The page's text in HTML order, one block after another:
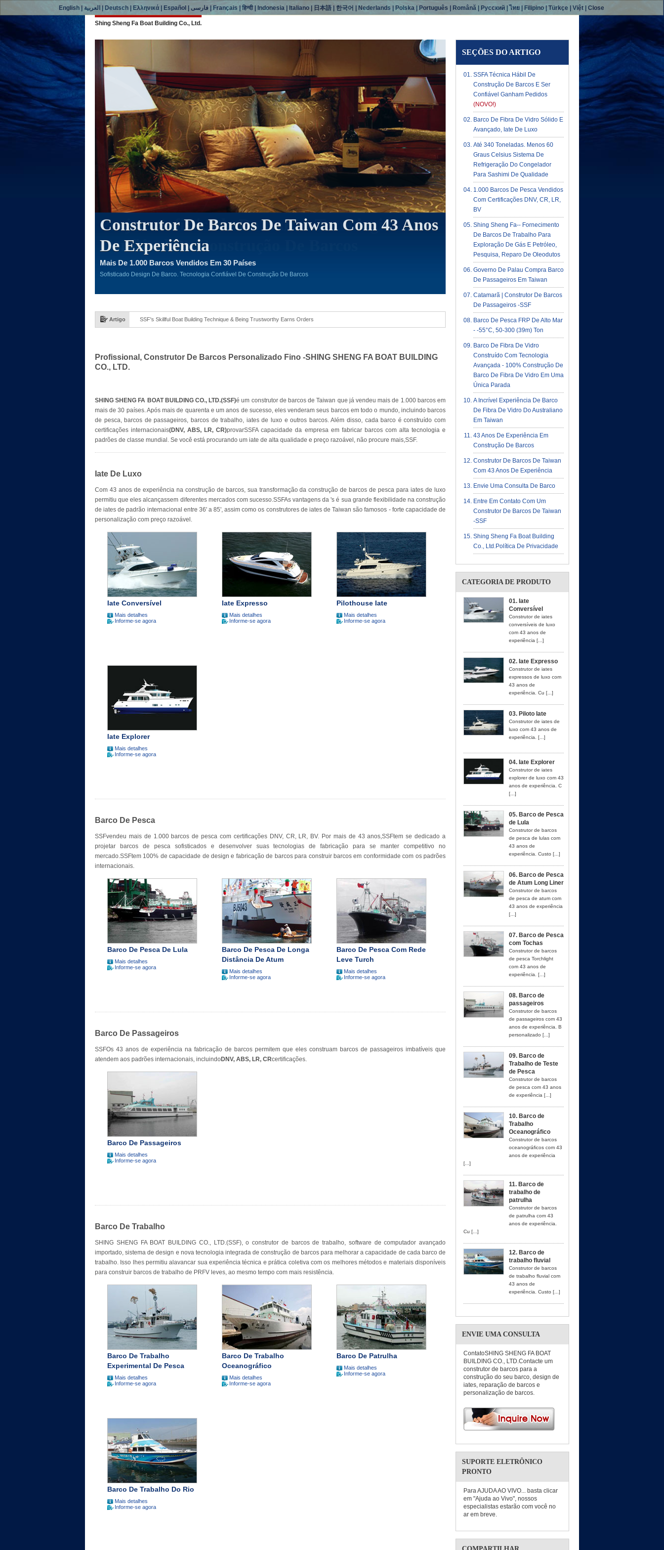
Shing Sheng Fa Boat Building Co., Ltd.
Construtor De Barcos De Taiwan Com 43 Anos
De Experiência
Mais De 1.000 Barcos Vendidos Em 30 Países
Sofisticado Design De Barco. Tecnologia Confiável De Construção De Barcos
Artigo Solid, Advanced Fiberglass Boat, Luxury Yacht
Profissional, Construtor De Barcos Personalizado Fino -SHING SHENG FA BOAT BUILDING
CO., LTD.
SHING SHENG FA BOAT BUILDING CO., LTD.(SSF)é um construtor de barcos de Taiwan que já vendeu mais de 1.000 barcos em
mais de 30 países. Após mais de quarenta e um anos de sucesso, eles venderam seus barcos em todo o mundo, incluindo barcos
de pesca, barcos de passageiros, barcos de trabalho, iates de luxo e outros barcos. Além disso, cada barco é construído com
certificações internacionais(DNV, ABS, LR, CR)provarSSFA capacidade da empresa em fabricar barcos com alta tecnologia e
padrões de classe mundial. Se você está procurando um iate de alta qualidade e preço razoável, não procure mais,SSF.
Iate De Luxo
Com 43 anos de experiência na construção de barcos, sua transformação da construção de barcos de pesca para iates de luxo
permitiu que eles alcançassem diferentes mercados com sucesso.SSFAs vantagens da 's é sua grande flexibilidade na construção
de iates de padrão internacional entre 36' a 85', assim como os construtores de iates de Taiwan são famosos - forte capacidade de
personalização com preço razoável.
Iate Conversível
Mais detalhes
Informe-se agora
Iate Expresso
Mais detalhes
Informe-se agora
Pilothouse Iate
Mais detalhes
Informe-se agora
Iate Explorer
Mais detalhes
Informe-se agora
Barco De Pesca
SSFvendeu mais de 1.000 barcos de pesca com certificações DNV, CR, LR, BV. Por mais de 43 anos,SSFtem se dedicado a
projetar barcos de pesca sofisticados e desenvolver suas tecnologias de fabricação para se manter competitivo no
mercado.SSFtem 100% de capacidade de design e fabricação de barcos para construir barcos em conformidade com os padrões
internacionais.
Barco De Pesca De Lula
Mais detalhes
Informe-se agora
Barco De Pesca De Longa
Distância De Atum
Mais detalhes
Informe-se agora
Barco De Pesca Com Rede
Leve Turch
Mais detalhes
Informe-se agora
Barco De Passageiros
SSFOs 43 anos de experiência na fabricação de barcos permitem que eles construam barcos de passageiros imbatíveis que
atendem aos padrões internacionais, incluindoDNV, ABS, LR, CRcertificações.
Barco De Passageiros
Mais detalhes
Informe-se agora
Barco De Trabalho
SHING SHENG FA BOAT BUILDING CO., LTD.(SSF), o construtor de barcos de trabalho, software de computador avançado
importado, sistema de design e nova tecnologia integrada de construção de barcos para melhorar a capacidade de cada barco de
trabalho. Isso lhes permitiu alavancar sua experiência técnica e prática coletiva com os melhores métodos e materiais disponíveis
para construir barcos de trabalho de PRFV leves, ao mesmo tempo com mais resistência.
Barco De Trabalho
Experimental De Pesca
Mais detalhes
Informe-se agora
Barco De Trabalho
Oceanográfico
Mais detalhes
Informe-se agora
Barco De Patrulha
Mais detalhes
Informe-se agora
Barco De Trabalho Do Rio
Mais detalhes
Informe-se agora
SEÇÕES DO ARTIGO
SSFA Técnica Hábil De
Construção De Barcos E Ser
Confiável Ganham Pedidos
(NOVO!)
Barco De Fibra De Vidro Sólido E
Avançado, Iate De Luxo
Até 340 Toneladas. Menos 60
Graus Celsius Sistema De
Refrigeração Do Congelador
Para Sashimi De Qualidade
1.000 Barcos De Pesca Vendidos
Com Certificações DNV, CR, LR,
BV
Shing Sheng Fa-- Fornecimento
De Barcos De Trabalho Para
Exploração De Gás E Petróleo,
Pesquisa, Reparo De Oleodutos
Governo De Palau Compra Barco
De Passageiros Em Taiwan
Catamarã | Construtor De Barcos
De Passageiros -SSF
Barco De Pesca FRP De Alto Mar
- -55°C, 50-300 (39m) Ton
Barco De Fibra De Vidro
Construído Com Tecnologia
Avançada - 100% Construção De
Barco De Fibra De Vidro Em Uma
Única Parada
A Incrível Experiência De Barco
De Fibra De Vidro Do Australiano
Em Taiwan
43 Anos De Experiência Em
Construção De Barcos
Construtor De Barcos De Taiwan
Com 43 Anos De Experiência
Envie Uma Consulta De Barco
Entre Em Contato Com Um
Construtor De Barcos De Taiwan
-SSF
Shing Sheng Fa Boat Building
Co., Ltd.política De Privacidade
CATEGORIA DE PRODUTO
01. Iate
Conversível
Construtor de iates
conversíveis de luxo
com 43 anos de
experiência [...]
02. Iate Expresso
Construtor de iates
expressos de luxo com
43 anos de
experiência. Cu [...]
03. Piloto Iate
Construtor de iates de
luxo com 43 anos de
experiência. [...]
04. Iate Explorer
Construtor de iates
explorer de luxo com 43
anos de experiência. C
[...]
05. Barco de Pesca
de Lula
Construtor de barcos
de pesca de lulas com
43 anos de
experiência. Custo [...]
06. Barco de Pesca
de Atum Long Liner
Construtor de barcos
de pesca de atum com
43 anos de experiência
[...]
07. Barco de Pesca
com Tochas
Construtor de barcos
de pesca Torchlight
com 43 anos de
experiência. [...]
08. Barco de
passageiros
Construtor de barcos
de passageiros com 43
anos de experiência. B
personalizado [...]
09. Barco de
Trabalho de Teste
de Pesca
Construtor de barcos
de pesca com 43 anos
de experiência [...]
10. Barco de
Trabalho
Oceanográfico
Construtor de barcos
oceanográficos com 43
anos de experiência
[...]
11. Barco de
trabalho de
patrulha
Construtor de barcos
de patrulha com 43
anos de experiência.
Cu [...]
12. Barco de
trabalho fluvial
Construtor de barcos
de trabalho fluvial com
43 anos de
experiência. Custo [...]
ENVIE UMA CONSULTA
ContatoSHING SHENG FA BOAT
BUILDING CO., LTD.Contacte um
construtor de barcos para a
construção do seu barco, design de
iates, reparação de barcos e
personalização de barcos.
SUPORTE ELETRÔNICO
PRONTO
Para AJUDA AO VIVO... basta clicar
em "Ajuda ao Vivo", nossos
especialistas estarão com você no
ar em breve.
English العربية Deutsch Ελληνικά Español |فارسی Français |हिन्दी| Indonesia Italiano 日本語 한국어 Nederlands Polska Português Română Русский |ไทย Filipino |Türkçe |Việt |Close